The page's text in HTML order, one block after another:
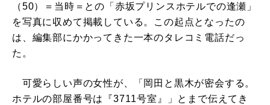
（50）＝当時＝との「赤坂プリンスホテルでの逢瀬」
を写真に収めて掲載している。この起点となったの
は、編集部にかかってきた一本のタレコミ電話だっ
た。
可愛らしい声の女性が、「岡田と黒木が密会する。
ホテルの部屋番号は『3711号室』」とまで伝えてき